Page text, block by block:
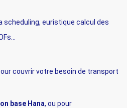
scheduling, euristique calcul des
couvrir votre besoin de transport
base Hana, ou pour